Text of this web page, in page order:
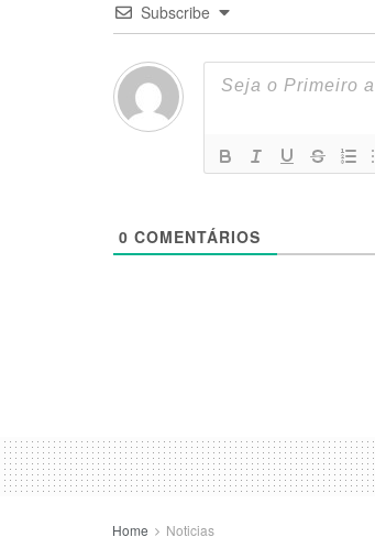
Subscribe
0 COMENTÁRIOS
Home Noticias